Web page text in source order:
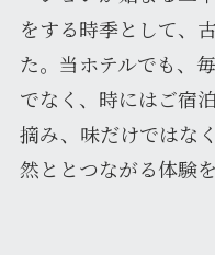
をする時季として、
た。当ホテルでも、
でなく、時にはご宿
摘み、味だけではな
然ととつながる体験